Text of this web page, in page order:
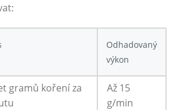
Odhadovaný
výkon
gramů koření za⁣
Až 15
g/min